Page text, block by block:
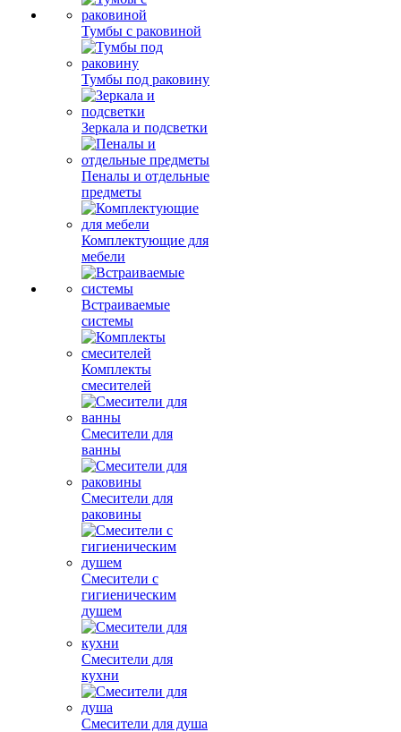
Тумбы с раковиной
Тумбы под раковину
Зеркала и подсветки
Пеналы и отдельные
предметы
Комплектующие для
мебели
Встраиваемые
системы
Комплекты
смесителей
Смесители для
ванны
Смесители для
раковины
Смесители с
гигиеническим
душем
Смесители для
кухни
Смесители для душа